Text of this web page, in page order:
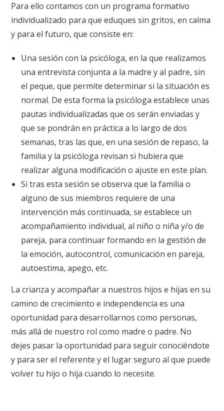
Para ello contamos con un programa formativo
individualizado para que eduques sin gritos, en calma
y para el futuro, que consiste en:
Una sesión con la psicóloga, en la que realizamos
una entrevista conjunta a la madre y al padre, sin
el peque, que permite determinar si la situación es
normal. De esta forma la psicóloga establece unas
pautas individualizadas que os serán enviadas y
que se pondrán en práctica a lo largo de dos
semanas, tras las que, en una sesión de repaso, la
familia y la psicóloga revisan si hubiera que
realizar alguna modificación o ajuste en este plan.
Si tras esta sesión se observa que la familia o
alguno de sus miembros requiere de una
intervención más continuada, se establece un
acompañamiento individual, al niño o niña y/o de
pareja, para continuar formando en la gestión de
la emoción, autocontrol, comunicación en pareja,
autoestima, apego, etc.
La crianza y acompañar a nuestros hijos e hijas en su
camino de crecimiento e independencia es una
oportunidad para desarrollarnos como personas,
más allá de nuestro rol como madre o padre. No
dejes pasar la oportunidad para seguir conociéndote
y para ser el referente y el lugar seguro al que puede
volver tu hijo o hija cuando lo necesite.